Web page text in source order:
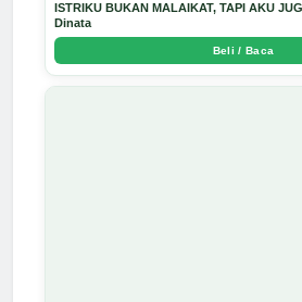
ISTRIKU BUKAN MALAIKAT, TAPI AKU
Dinata
Beli / Baca